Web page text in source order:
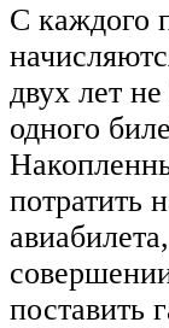
С каждого
двух лет
одного
потратить
поставить